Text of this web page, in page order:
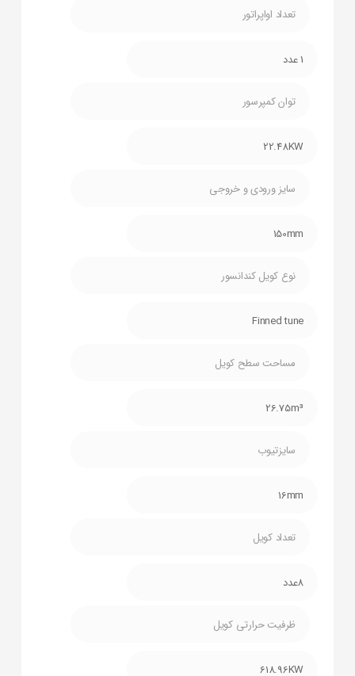
تعداد اواپراتور
1 عدد
توان کمپرسور
22.48KW
سایز ورودی و خروجی
150mm
نوع کویل کندانسور
Finned tune
مساحت سطح کویل
26.75m³
سایزتیوب
16mm
تعداد کویل
8عدد
ظرفیت حرارتی کویل
618.96KW